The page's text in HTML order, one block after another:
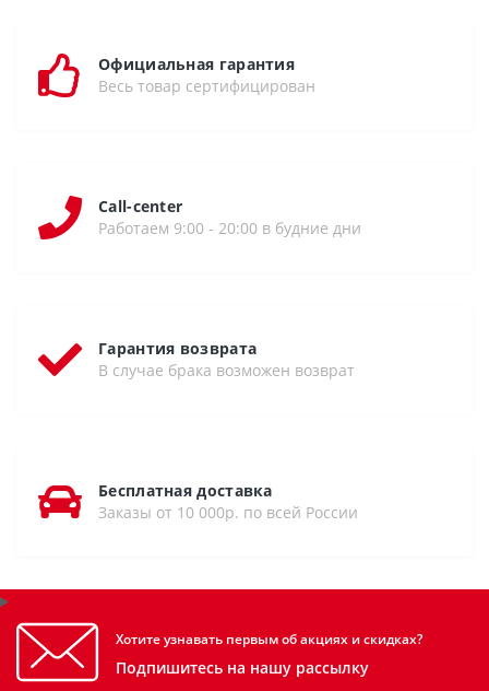
Официальная гарантия
Весь товар сертифицирован
Call-center
Работаем 9:00 - 20:00 в будние дни
Гарантия возврата
В случае брака возможен возврат
Бесплатная доставка
Заказы от 10 000р. по всей России
Хотите узнавать первым об акциях и скидках?
Подпишитесь на нашу рассылку